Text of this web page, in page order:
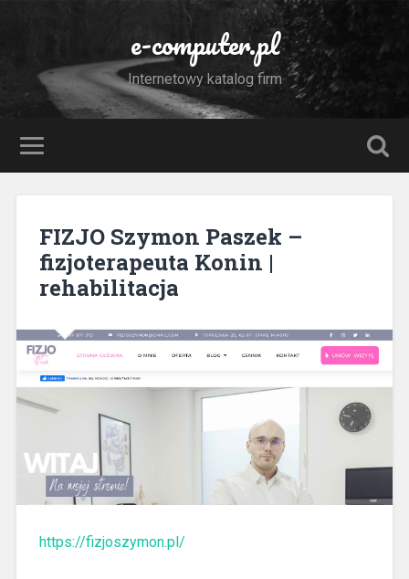
e-computer.pl
Internetowy katalog firm
FIZJO Szymon Paszek –
fizjoterapeuta Konin |
rehabilitacja
https://fizjoszymon.pl/